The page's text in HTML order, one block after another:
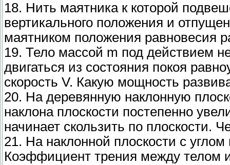
18. Нить маятника к которой
вертикального положения и
маятником положения равновесия
19. Тело массой m под действием
двигаться из состояния покоя
скорость V. Какую мощность
20. На деревянную наклонную
наклона плоскости постепенно
начинает скользить по плоскости.
21. На наклонной плоскости с
Коэффициент трения между телом